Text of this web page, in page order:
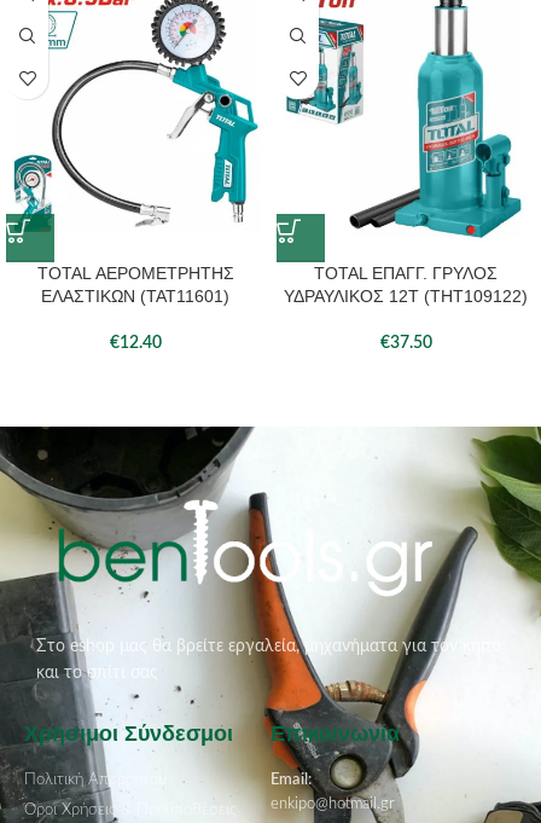
TOTAL ΑΕΡΟΜΕΤΡΗΤΗΣ
ΕΛΑΣΤΙΚΩΝ (TAT11601)
€12.40
TOTAL ΕΠΑΓΓ. ΓΡΥΛΟΣ
ΥΔΡΑΥΛΙΚΟΣ 12Τ (THT109122)
€37.50
Στο eshop μας θα βρείτε εργαλεία, μηχανήματα για τον κήπο
και το σπίτι σας
Χρήσιμοι Σύνδεσμοι
Πολιτική Απορρήτου
Όροι Χρήσεις & Προϋποθέσεις
Επικοινωνία
Email:
enkipo@hotmail.gr